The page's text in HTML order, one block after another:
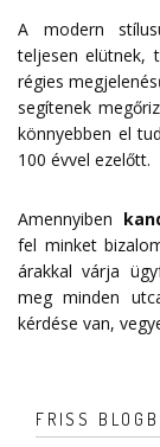
A modern
teljesen elütnek,
régies
segítenek
könnyebben el
100 évvel ezelőtt.
Amennyiben
fel minket
árakkal várja
meg minden
kérdése van,
FRISS